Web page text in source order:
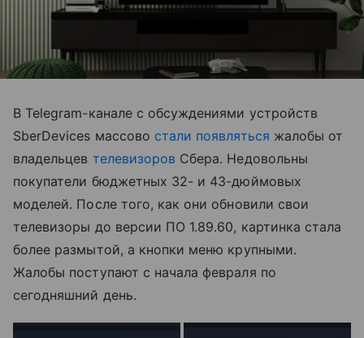
В Telegram-канале с обсуждениями устройств
SberDevices массово стали появляться жалобы от
владельцев телевизоров Сбера. Недовольны
покупатели бюджетных 32- и 43-дюймовых
моделей. После того, как они обновили свои
телевизоры до версии ПО 1.89.60, картинка стала
более размытой, а кнопки меню крупными.
Жалобы поступают с начала февраля по
сегодняшний день.